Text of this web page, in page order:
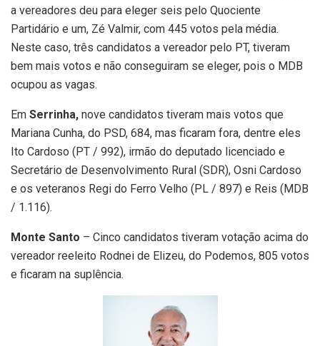
a vereadores deu para eleger seis pelo Quociente
Partidário e um, Zé Valmir, com 445 votos pela média.
Neste caso, três candidatos a vereador pelo PT, tiveram
bem mais votos e não conseguiram se eleger, pois o MDB
ocupou as vagas.
Em Serrinha, nove candidatos tiveram mais votos que
Mariana Cunha, do PSD, 684, mas ficaram fora, dentre eles
Ito Cardoso (PT / 992), irmão do deputado licenciado e
Secretário de Desenvolvimento Rural (SDR), Osni Cardoso
e os veteranos Regi do Ferro Velho (PL / 897) e Reis (MDB
/ 1.116).
Monte Santo – Cinco candidatos tiveram votação acima do
vereador reeleito Rodnei de Elizeu, do Podemos, 805 votos
e ficaram na suplência.